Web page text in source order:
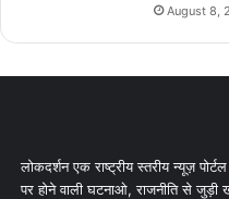
August 8,
लोकदर्शन एक राष्ट्रीय स्तरीय न्यूज़
पर होने वाली घटनाओ, राजनीति से जुड़ी